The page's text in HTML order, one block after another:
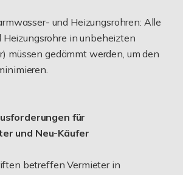
und Heizungsrohren: Alle
in unbeheizten
müssen gedämmt werden, um den
für
und Neu-Käufer
betreffen Vermieter in